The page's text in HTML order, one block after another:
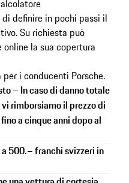
definire in pochi passi il
Su richiesta può
la sua copertura
i conducenti Porsche.
– In caso di danno totale
rimborsiamo il prezzo di
a cinque anni dopo al
500.– franchi svizzeri in